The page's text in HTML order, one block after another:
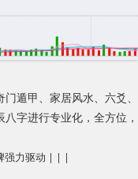
遁甲、家居风水、六爻、
字进行专业化，全方位，
强力驱动 | | |